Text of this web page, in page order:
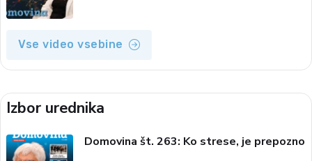
Vse video vsebine
Izbor urednika
Domovina št. 263: Ko strese, je prepozno